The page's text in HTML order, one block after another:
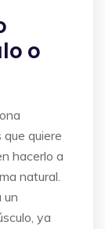
o
quiere
hacerlo a
natural.
un
ya